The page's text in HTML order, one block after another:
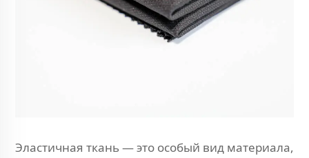
Эластичная ткань — это особый вид материала,